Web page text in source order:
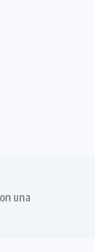
una